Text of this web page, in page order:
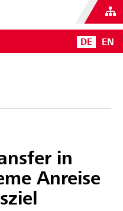
DE EN
in
Anreise